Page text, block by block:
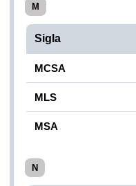
M
Sigla
MCSA
MLS
MSA
N